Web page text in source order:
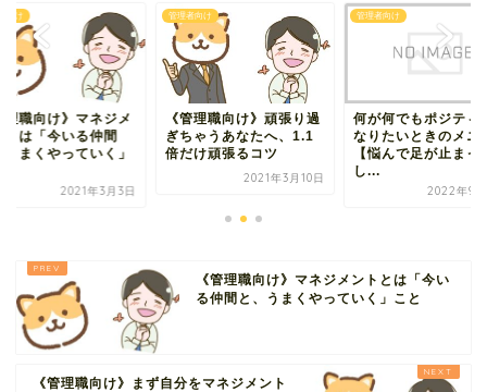
向け
理職向け》マネジメ
とは「今いる仲間
うまくやっていく」
2021年3月3日
管理者向け
《管理職向け》頑張り過
ぎちゃうあなたへ、1.1
倍だけ頑張るコツ
2021年3月10日
管理者向け
何が何でもポジティ
なりたいときのメニ
【悩んで足が止まっ
し...
2022年9
《管理職向け》マネジメントとは「今い
る仲間と、うまくやっていく」こと
《管理職向け》まず自分をマネジメント